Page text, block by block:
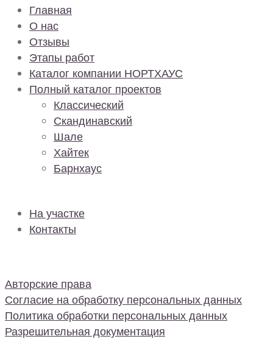
Главная
О нас
Отзывы
Этапы работ
Каталог компании НОРТХАУС
Полный каталог проектов
Классический
Скандинавский
Шале
Хайтек
Барнхаус
На участке
Контакты
Авторские права
Согласие на обработку персональных данных
Политика обработки персональных данных
Разрешительная документация